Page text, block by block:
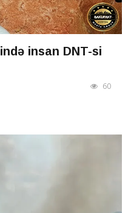
insan DNT-si
60